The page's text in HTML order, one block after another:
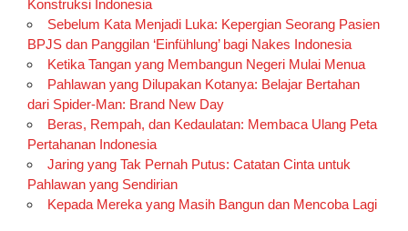
Konstruksi Indonesia
Sebelum Kata Menjadi Luka: Kepergian Seorang Pasien
BPJS dan Panggilan ‘Einfühlung’ bagi Nakes Indonesia
Ketika Tangan yang Membangun Negeri Mulai Menua
Pahlawan yang Dilupakan Kotanya: Belajar Bertahan
dari Spider-Man: Brand New Day
Beras, Rempah, dan Kedaulatan: Membaca Ulang Peta
Pertahanan Indonesia
Jaring yang Tak Pernah Putus: Catatan Cinta untuk
Pahlawan yang Sendirian
Kepada Mereka yang Masih Bangun dan Mencoba Lagi